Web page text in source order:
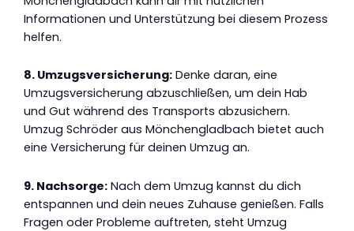
Informationen und Unterstützung bei diesem Prozess
helfen.
8. Umzugsversicherung: Denke daran, eine
Umzugsversicherung abzuschließen, um dein Hab
und Gut während des Transports abzusichern.
Umzug Schröder aus Mönchengladbach bietet auch
eine Versicherung für deinen Umzug an.
9. Nachsorge: Nach dem Umzug kannst du dich
entspannen und dein neues Zuhause genießen. Falls
Fragen oder Probleme auftreten, steht Umzug